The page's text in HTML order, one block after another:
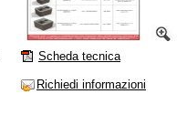
Scheda tecnica
Richiedi informazioni